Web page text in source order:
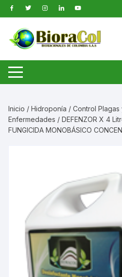
Saltar
al
contenido
Inicio /Hidroponía /Control Plagas
Enfermedades / DEFENZOR X 4
FUNGICIDA MONOBÁSICO